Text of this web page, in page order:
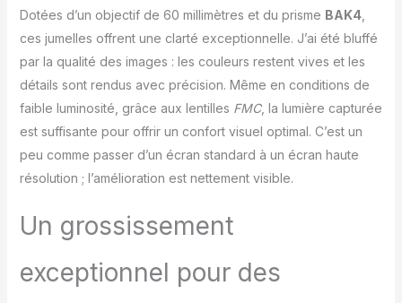
améliorent
considérablement la
transmission de la
lumière, réduisent la
distorsion et le flou, et
offrent une image
nette à différentes
distances et dans
différentes conditions
aventures dans des
conditions de faible
excellente efficacité de
Dotées d’un objectif de 60 millimètres et du prisme BAK4,
ces jumelles offrent une clarté exceptionnelle. J’ai été bluffé
par la qualité des images : les couleurs restent vives et les
détails sont rendus avec précision. Même en conditions de
faible luminosité, grâce aux lentilles FMC, la lumière capturée
est suffisante pour offrir un confort visuel optimal. C’est un
peu comme passer d’un écran standard à un écran haute
résolution ; l’amélioration est nettement visible.
Un grossissement
exceptionnel pour des